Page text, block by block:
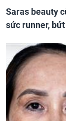
Saras beauty
sức runner,